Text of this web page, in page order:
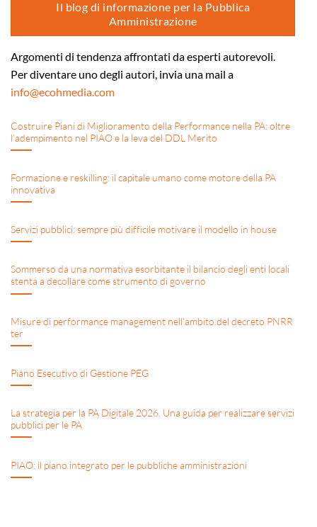
Il blog di informazione per la Pubblica
Amministrazione
Argomenti di tendenza affrontati da esperti autorevoli.
Per diventare uno degli autori, invia una mail a
info@ecohmedia.com
Costruire Piani di Miglioramento della Performance nella PA: oltre
l’adempimento nel PIAO e la leva del DDL Merito
Formazione e reskilling: il capitale umano come motore della PA
innovativa
Servizi pubblici: sempre più difficile motivare il modello in house
Sommerso da una normativa esorbitante il bilancio degli enti locali
stenta a decollare come strumento di governo
Misure di performance management nell’ambito del decreto PNRR
ter
Piano Esecutivo di Gestione PEG
La strategia per la PA Digitale 2026. Una guida per realizzare servizi
pubblici per le PA
PIAO: il piano integrato per le pubbliche amministrazioni